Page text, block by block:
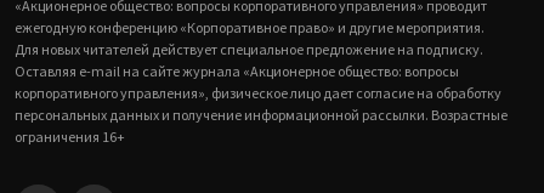
«Акционерное общество: вопросы корпоративного управления» проводит
ежегодную конференцию «Корпоративное право» и другие мероприятия.
Для новых читателей действует специальное предложение на подписку.
Оставляя e-mail на сайте журнала «Акционерное общество: вопросы
корпоративного управления», физическое лицо дает согласие на обработку
персональных данных и получение информационной рассылки. Возрастные
ограничения 16+